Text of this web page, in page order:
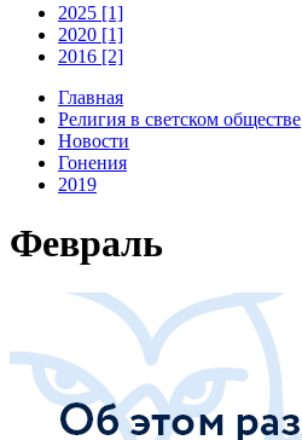
2025 [1]
2020 [1]
2016 [2]
Главная
Религия в светском обществе
Новости
Гонения
2019
Февраль